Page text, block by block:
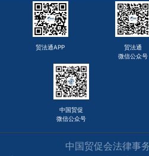
贸法通APP
贸法通
微信公众号
中国贸促
微信公众号
中国贸促会法律事